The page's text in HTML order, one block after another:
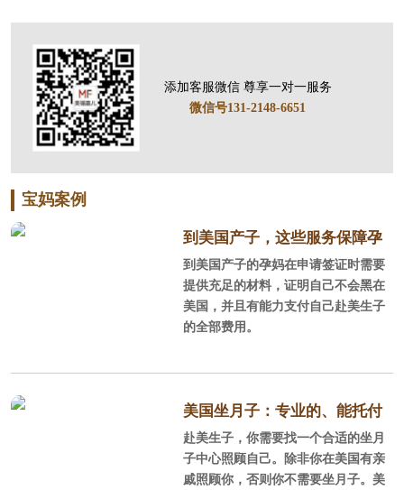
添加客服微信 尊享一对一服务
微信号131-2148-6651
宝妈案例
到美国产子，这些服务保障孕
妈顺利通关入境！
到美国产子的孕妈在申请签证时需要
提供充足的材料，证明自己不会黑在
美国，并且有能力支付自己赴美生子
的全部费用。
美国坐月子：专业的、能托付
的月子中心让孕妈更安心
赴美生子，你需要找一个合适的坐月
子中心照顾自己。除非你在美国有亲
戚照顾你，否则你不需要坐月子。美